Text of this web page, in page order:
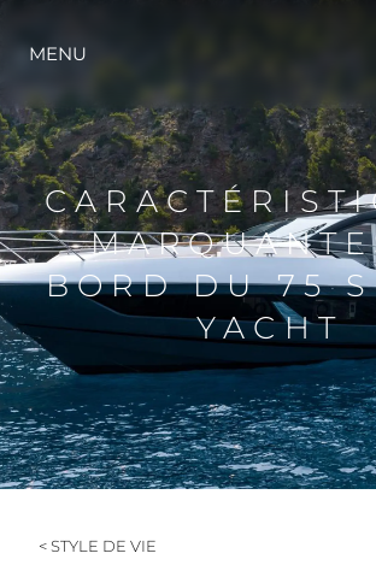
STYLE DE VIE
LA SOCIÉTÉ
NOTRE
NOTRE
MENU
BORD DU 75
YACHT
< STYLE DE VIE